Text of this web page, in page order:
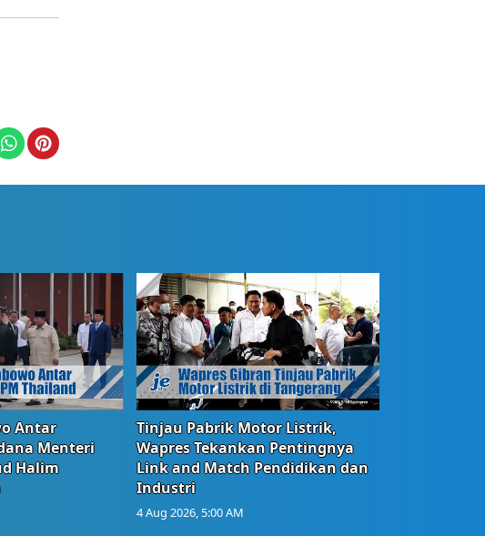
Antar
Menteri
Halim
Tinjau Pabrik Motor Listrik,
Wapres Tekankan Pentingnya
Link and Match Pendidikan dan
Industri
4 Aug 2026, 5:00 AM